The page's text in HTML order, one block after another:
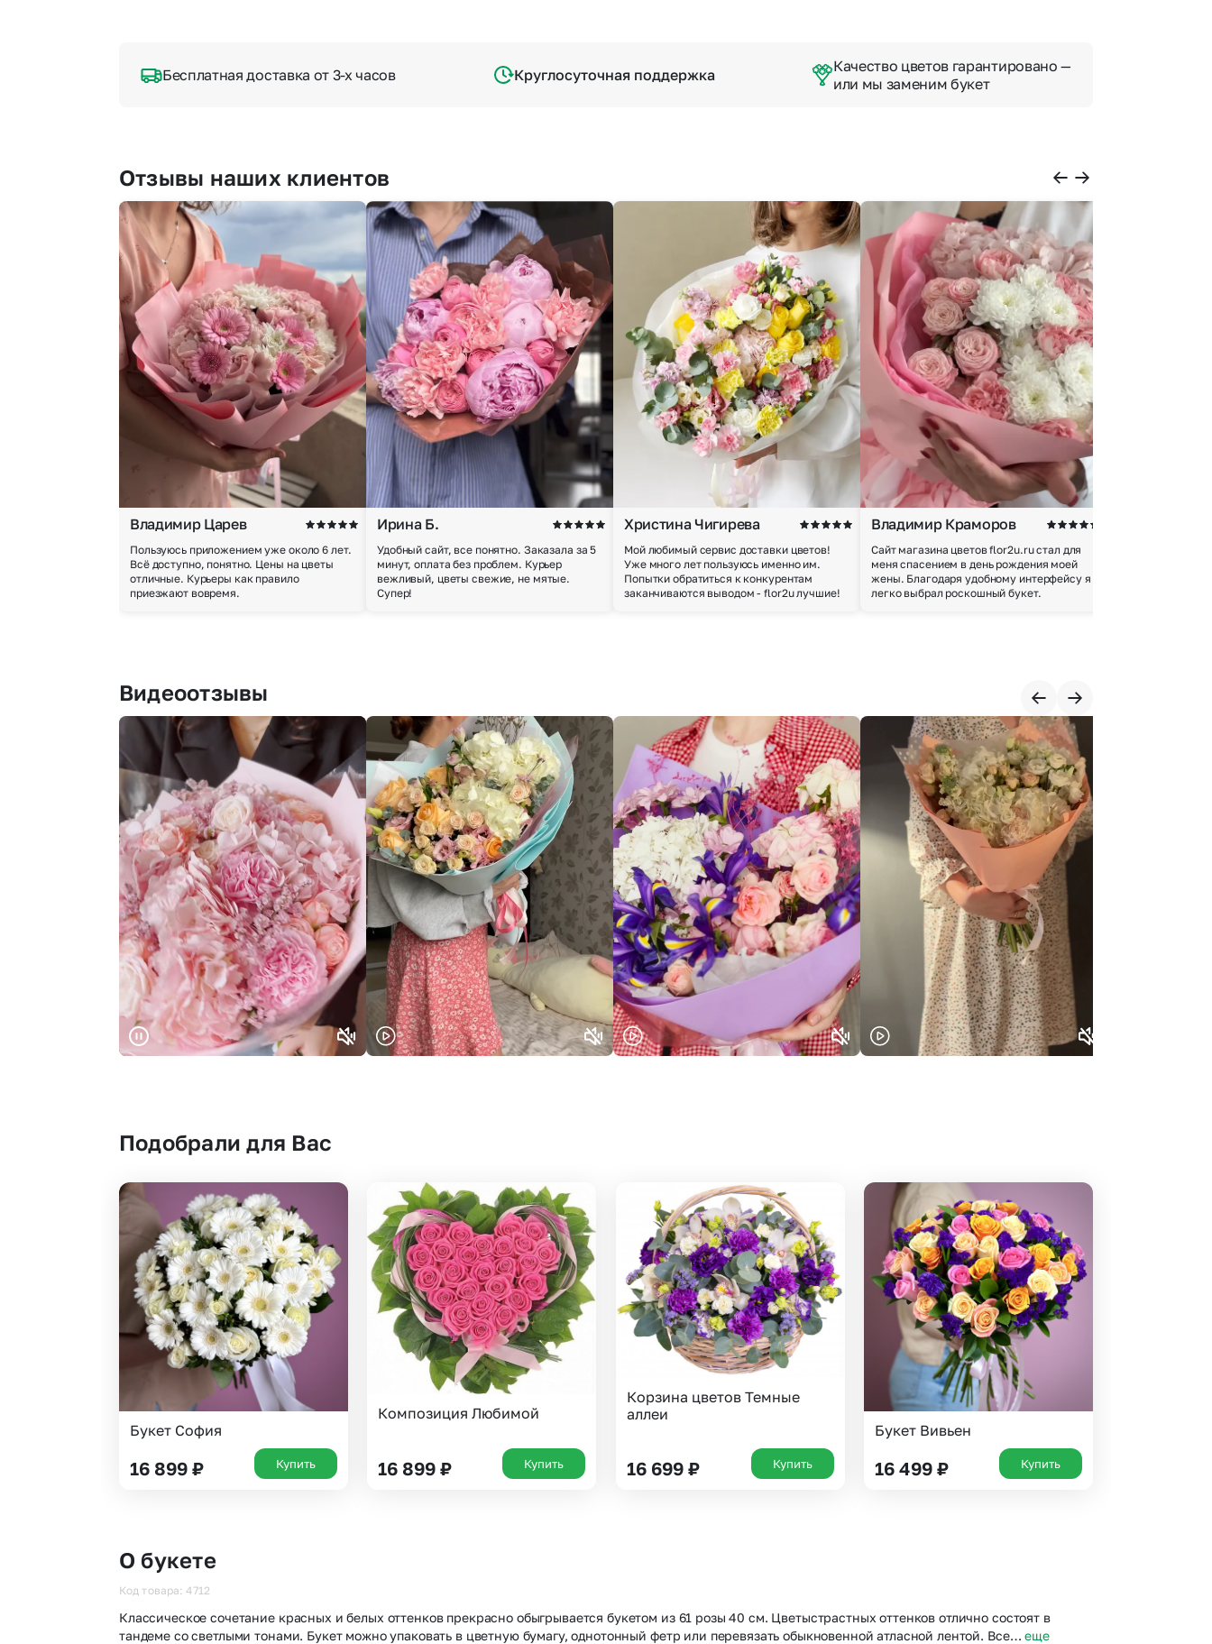
Выберите город доставки
Или выберите из популярных
Москва и МО
Санкт-Петербург
Нижний Новгород
Самара
Казань
Уфа
Челябинск
Екатеринбург
Новосибирск
Омск
Волгоград
Воронеж
Бесплатная доставка от 3-х часов
Качество цветов гарантировано —
или мы заменим букет
Круглосуточная поддержка
Отзывы наших клиентов
Владимир Царев
Пользуюсь приложением уже около 6 лет.
Всё доступно, понятно. Цены на цветы
отличные. Курьеры как правило
приезжают вовремя.
Ирина Б.
Удобный сайт, все понятно. Заказала за 5
минут, оплата без проблем. Курьер
вежливый, цветы свежие, не мятые.
Супер!
Христина Чигирева
Мой любимый сервис доставки цветов!
Уже много лет пользуюсь именно им.
Попытки обратиться к конкурентам
заканчиваются выводом - flor2u лучшие!
Владимир Краморов
Сайт магазина цветов flor2u.ru стал для
меня спасением в день рождения моей
жены. Благодаря удобному интерфейсу я
легко выбрал роскошный букет.
Видеоотзывы
Подобрали для Вас
Букет София
16 899 ₽ Купить
Композиция Любимой
16 899₽ Купить
Корзина цветов Темные
аллеи
16 699 ₽ Купить
Букет Вивьен
16 499 ₽ Купить
О букете
Код товара: 4712
Классическое сочетание красных и белых оттенков прекрасно обыгрывается букетом из 61 розы 40 см. Цветыстрастных оттенков отлично состоят в
тандеме со светлыми тонами. Букет можно упаковать в цветную бумагу, однотонный фетр или перевязать обыкновенной атласной лентой. Все… еще